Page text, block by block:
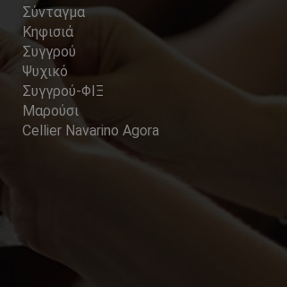
Σύνταγμα
Κηφισιά
Συγγρού
Ψυχικό
Συγγρού-ΦΙΞ
Μαρούσι
Cellier Navarino Agora